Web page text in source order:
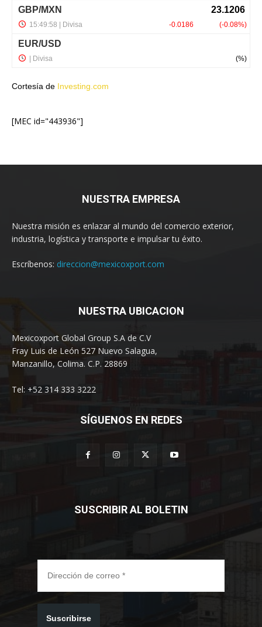
Cortesía de Investing.com
[MEC id="443936"]
NUESTRA EMPRESA
Nuestra misión es enlazar al mundo del comercio exterior,
industria, logística y transporte e impulsar tu éxito.
Escríbenos: direccion@mexicoxport.com
NUESTRA UBICACION
Mexicoxport Global Group S.A de C.V
Fray Luis de León 527 Nuevo Salagua,
Manzanillo, Colima. C.P. 28869
Tel: +52 314 333 3222
SÍGUENOS EN REDES
SUSCRIBIR AL BOLETIN
Suscribirse